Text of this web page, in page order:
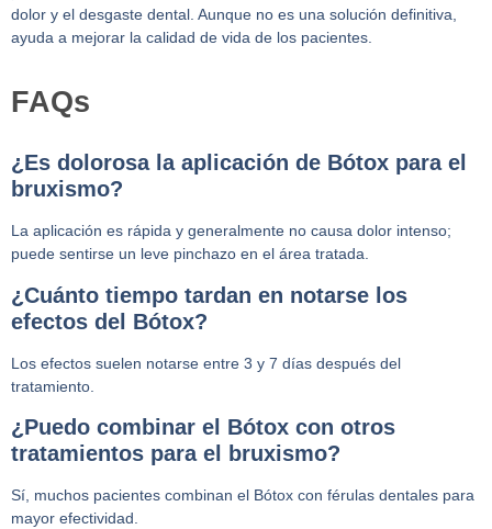
dolor y el desgaste dental. Aunque no es una solución definitiva,
ayuda a mejorar la calidad de vida de los pacientes.
FAQs
¿Es dolorosa la aplicación de Bótox para el
bruxismo?
La aplicación es rápida y generalmente no causa dolor intenso;
puede sentirse un leve pinchazo en el área tratada.
¿Cuánto tiempo tardan en notarse los
efectos del Bótox?
Los efectos suelen notarse entre 3 y 7 días después del
tratamiento.
¿Puedo combinar el Bótox con otros
tratamientos para el bruxismo?
Sí, muchos pacientes combinan el Bótox con férulas dentales para
mayor efectividad.